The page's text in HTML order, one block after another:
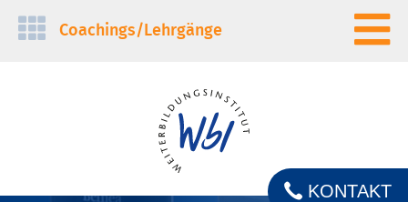
Navigation
Coachings/­Lehrgänge
KONTAKT